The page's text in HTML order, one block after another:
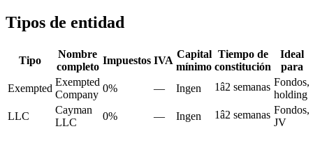
Tipos de entidad
Tipo
Nombre
completo
Impuestos IVA
Capital
mínimo
Tiempo de
constitución
Ideal
para
Exempted
Exempted
Company
0% — Ingen 1â2 semanas Fondos,
holding
LLC
Cayman
LLC
0% — Ingen 1â2 semanas Fondos,
JV